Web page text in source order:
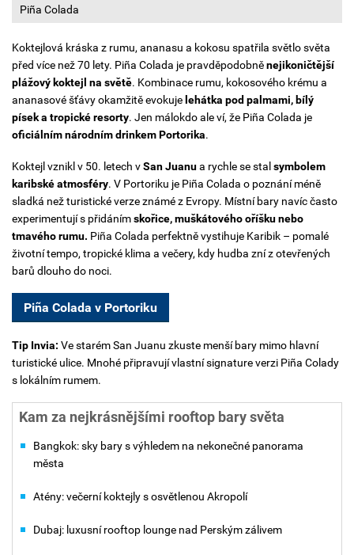
Piña Colada
Koktejlová kráska z rumu, ananasu a kokosu spatřila světlo světa
před více než 70 lety. Piña Colada je pravděpodobněnejikoničtější
plážový koktejl na světě. Kombinace rumu, kokosového krému a
ananasové šťávy okamžitě evokuje lehátka pod palmami, bílý
písek a tropické resorty. Jen málokdo ale ví, že Piña Colada je
oficiálním národním drinkem Portorika.
Koktejl vznikl v 50. letech vSan Juanua rychle se stal symbolem
karibské atmosféry. V Portoriku je Piña Colada o poznání méně
sladká než turistické verze známé z Evropy. Místní bary navíc často
experimentují s přidánímskořice, muškátového oříšku nebo
tmavého rumu. Piña Colada perfektně vystihuje Karibik – pomalé
životní tempo, tropické klima a večery, kdy hudba zní z otevřených
barů dlouho do noci.
Piña Colada v Portoriku
Tip Invia: Ve starém San Juanu zkuste menší bary mimo hlavní
turistické ulice. Mnohé připravují vlastní signature verzi Piña Colady
s lokálním rumem.
Kam za nejkrásnějšími rooftop bary světa
Bangkok: sky bary s výhledem na nekonečné panorama
města
Atény: večerní koktejly s osvětlenou Akropolí
Dubaj: luxusní rooftop lounge nad Perským zálivem